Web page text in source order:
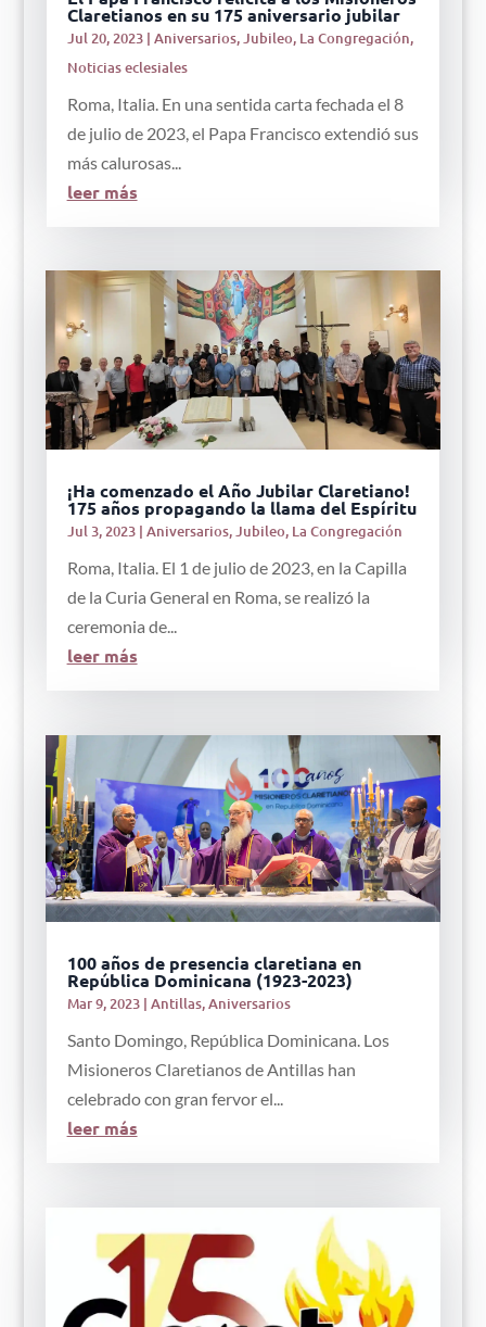
Claretianos en su 175 aniversario jubilar
Jul 20, 2023| Aniversarios, Jubileo, La Congregación,
Noticias eclesiales
Roma, Italia. En una sentida carta fechada el 8
de julio de 2023, el Papa Francisco extendió sus
más calurosas...
leer más
¡Ha comenzado el Año Jubilar Claretiano!
175 años propagando la llama del Espíritu
Jul 3, 2023| Aniversarios,Jubileo, La Congregación
Roma, Italia. El 1 de julio de 2023, en la Capilla
de la Curia General en Roma, se realizó la
ceremonia de...
leer más
100 años de presencia claretiana en
República Dominicana (1923-2023)
Mar 9, 2023| Antillas,Aniversarios
Santo Domingo, República Dominicana. Los
Misioneros Claretianos de Antillas han
celebrado con gran fervor el...
leer más